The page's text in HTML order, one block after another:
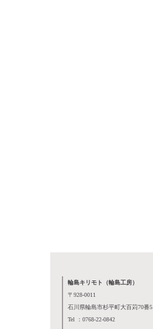
輪島キリモト（輪島工房）
〒928-0011
石川県輪島市杉平町大百苅70番5
Tel ：0768-22-0842